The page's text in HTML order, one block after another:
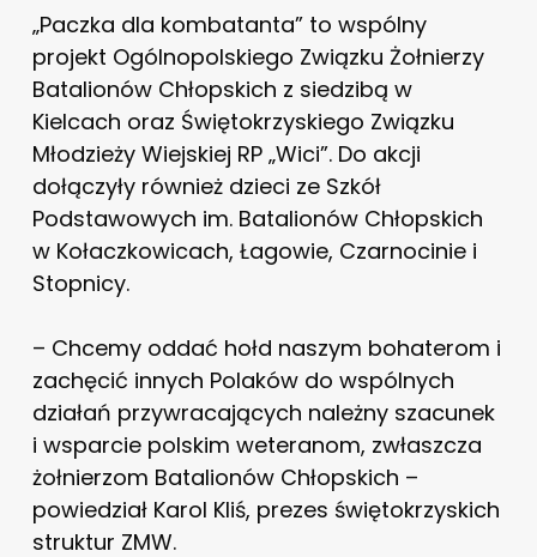
„Paczka dla kombatanta” to wspólny
projekt Ogólnopolskiego Związku Żołnierzy
Batalionów Chłopskich z siedzibą w
Kielcach oraz Świętokrzyskiego Związku
Młodzieży Wiejskiej RP „Wici”. Do akcji
dołączyły również dzieci ze Szkół
Podstawowych im. Batalionów Chłopskich
w Kołaczkowicach, Łagowie, Czarnocinie i
Stopnicy.
– Chcemy oddać hołd naszym bohaterom i
zachęcić innych Polaków do wspólnych
działań przywracających należny szacunek
i wsparcie polskim weteranom, zwłaszcza
żołnierzom Batalionów Chłopskich –
powiedział Karol Kliś, prezes świętokrzyskich
struktur ZMW.